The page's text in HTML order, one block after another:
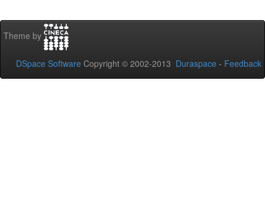
Theme by
DSpace Software Copyright © 2002-2013 Duraspace - Feedback